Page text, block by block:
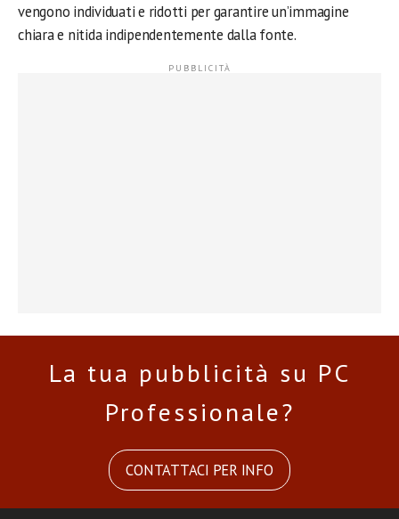
vengono individuati e ridotti per garantire un’immagine
chiara e nitida indipendentemente dalla fonte.
La tua pubblicità su PC
Professionale?
CONTATTACI PER INFO